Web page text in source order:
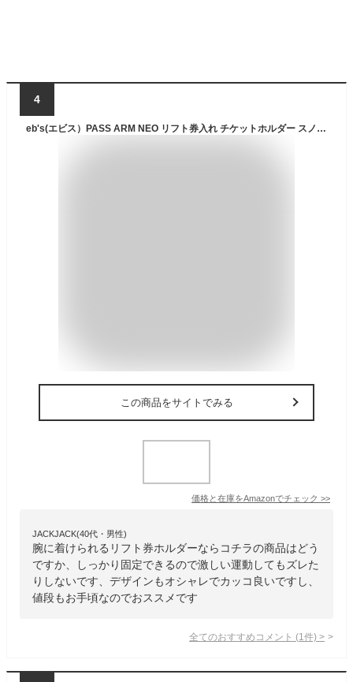
4
eb's(エビス）PASS ARM NEO リフト券入れ チケットホルダー スノボー 小物 -KUMAFLAGE
この商品をサイトでみる
価格と在庫をAmazonでチェック >>
JACKJACK(40代・男性)
腕に着けられるリフト券ホルダーならコチラの商品はどう
ですか、しっかり固定できるので激しい運動してもズレた
りしないです、デザインもオシャレでカッコ良いですし、
値段もお手頃なのでおススメです
全てのおすすめコメント (1 件) >